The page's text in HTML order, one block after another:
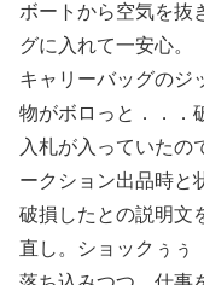
ボートから空気を抜
グに入れて一安心。
キャリーバッグのジ
物がボロっと．．．
入札が入っていたの
ークション出品時と
破損したとの説明文
直し。ショックぅぅ